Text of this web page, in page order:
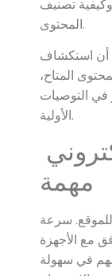
وكيفية تصنيف
المحتوى.
أن استكشاف
المتاح،
التوصيات
الأولية.
مهمة
للموقع. سرعة
مع الأجهزة
في سهولة